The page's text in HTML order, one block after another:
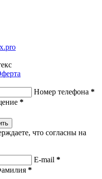
Номер телефона *
*
что согласны на
E-mail *
*